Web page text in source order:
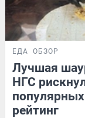
ЕДА ОБЗОР
Лучшая
НГС
рейтинг